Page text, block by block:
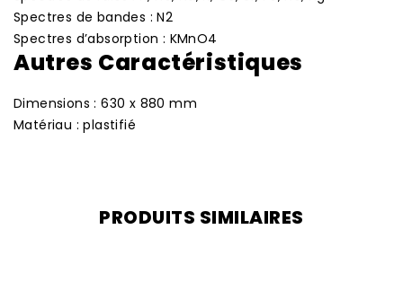
Spectres de bandes : N2
Spectres d’absorption : KMnO4
Autres Caractéristiques
Dimensions : 630 x 880 mm
Matériau : plastifié
PRODUITS SIMILAIRES